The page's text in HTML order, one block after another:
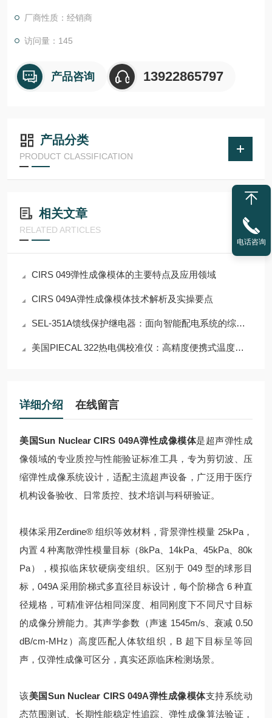
厂商性质：经销商
访问量：145
产品咨询 13922865797
产品分类
PRODUCT CLASSIFICATION
相关文章
RELATED ARTICLES
CIRS 049弹性成像模体的主要特点及应用领域
CIRS 049A弹性成像模体技术解析及实操要点
SEL-351A馈线保护继电器：面向智能配电系统的综合保护与自动化解决方案
美国PIECAL 322热电偶校准仪：高精度便携式温度校准解决方案
详细介绍 在线留言
美国Sun Nuclear CIRS 049A弹性成像模体是超声弹性成
像领域的专业质控与性能验证标准工具，专为剪切波、压
缩弹性成像系统设计，适配主流超声设备，广泛用于医疗
机构设备验收、日常质控、技术培训与科研验证。
模体采用Zerdine® 组织等效材料，背景弹性模量 25kPa，
内置 4 种离散弹性模量目标（8kPa、14kPa、45kPa、80k
Pa），模拟临床软硬病变组织。区别于 049 型的球形目
标，049A 采用阶梯式多直径目标设计，每个阶梯含 6 种直
径规格，可精准评估相同深度、相同刚度下不同尺寸目标
的成像分辨能力。其声学参数（声速 1545m/s、衰减 0.50
dB/cm-MHz）高度匹配人体软组织，B 超下目标呈等回
声，仅弹性成像可区分，真实还原临床检测场景。
该美国Sun Nuclear CIRS 049A弹性成像模体支持系统动
态范围测试、长期性能稳定性追踪、弹性成像算法验证，
电话咨询